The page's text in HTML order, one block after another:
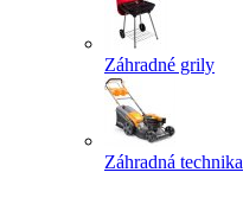
Záhradné grily
Záhradná technika